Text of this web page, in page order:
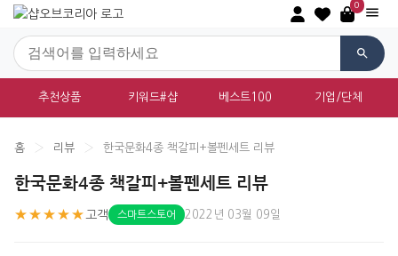
0
추천상품 키워드#샵 베스트100 기업/단체
홈 › 리뷰 › 한국문화4종 책갈피+볼펜세트 리뷰
한국문화4종 책갈피+볼펜세트 리뷰
★★★★★ 고객 스마트스토어 2022년 03월 09일